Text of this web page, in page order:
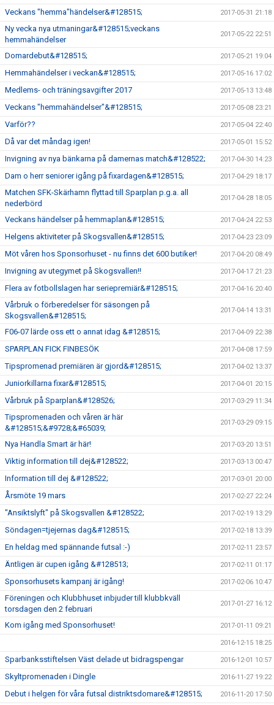
Veckans "hemma"händelser&#128515; 2017-05-31 21:18
Ny vecka nya utmaningar&#128515;veckans
hemmahändelser
2017-05-22 22:51
Domardebut&#128515; 2017-05-21 19:04
Hemmahändelser i veckan&#128515; 2017-05-16 17:02
Medlems- och träningsavgifter 2017 2017-05-13 13:48
Veckans "hemmahändelser"&#128515; 2017-05-08 23:21
Varför?? 2017-05-04 22:40
Då var det måndag igen! 2017-05-01 15:52
Invigning av nya bänkarna på damernas match&#128522; 2017-04-30 14:23
Dam o herr seniorer igång på fixardagen&#128515; 2017-04-29 18:17
Matchen SFK-Skärhamn flyttad till Sparplan p.g.a. all
nederbörd
2017-04-28 18:05
Veckans händelser på hemmaplan&#128515; 2017-04-24 22:53
Helgens aktiviteter på Skogsvallen&#128515; 2017-04-23 23:09
Möt våren hos Sponsorhuset - nu finns det 600 butiker! 2017-04-20 08:49
Invigning av utegymet på Skogsvallen!! 2017-04-17 21:23
Flera av fotbollslagen har seriepremiär&#128515; 2017-04-16 20:40
Vårbruk o förberedelser för säsongen på
Skogsvallen&#128515;
2017-04-14 13:31
F06-07 lärde oss ett o annat idag &#128515; 2017-04-09 22:38
SPARPLAN FICK FINBESÖK 2017-04-08 17:59
Tipspromenad premiären är gjord&#128515; 2017-04-02 13:37
Juniorkillarna fixar&#128515; 2017-04-01 20:15
Vårbruk på Sparplan&#128526; 2017-03-29 11:34
Tipspromenaden och våren är här
&#128515;&#9728;&#65039;
2017-03-29 09:15
Nya Handla Smart är här! 2017-03-20 13:51
Viktig information till dej&#128522; 2017-03-13 00:47
Information till dej &#128522; 2017-03-01 20:00
Årsmöte 19 mars 2017-02-27 22:24
"Ansiktslyft" på Skogsvallen &#128522; 2017-02-19 13:29
Söndagen=tjejernas dag&#128515; 2017-02-18 13:39
En heldag med spännande futsal :-) 2017-02-11 23:57
Äntligen är cupen igång &#128513; 2017-02-11 01:17
Sponsorhusets kampanj är igång! 2017-02-06 10:47
Föreningen och Klubbhuset inbjuder till klubbkväll
torsdagen den 2 februari
2017-01-27 16:12
Kom igång med Sponsorhuset! 2017-01-11 09:21
2016-12-15 18:25
Sparbanksstiftelsen Väst delade ut bidragspengar 2016-12-01 10:57
Skyltpromenaden i Dingle 2016-11-27 19:22
Debut i helgen för våra futsal distriktsdomare&#128515; 2016-11-20 17:50